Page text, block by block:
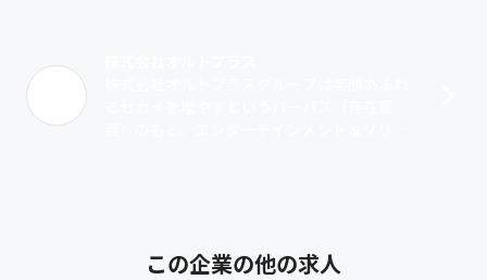
この企業の他の求人